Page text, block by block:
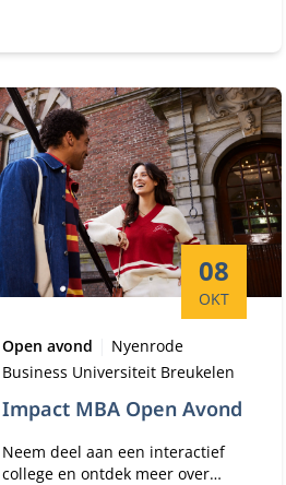
jou past.
Impact MBA Open Avond
Startdatum:
08
OKT
Type:
Open avond Locatie:
Nyenrode
Business Universiteit Breukelen
Neem deel aan een interactief
college en ontdek meer over